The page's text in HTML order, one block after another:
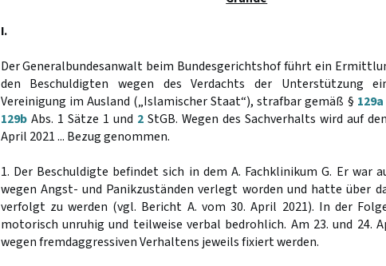
I.
Der Generalbundesanwalt beim Bundesgerichtshof führt ein
den Beschuldigten wegen des Verdachts der Unterstützung
Vereinigung im Ausland („Islamischer Staat“), strafbar gemäß § 129a
129bAbs. 1 Sätze 1 und 2StGB. Wegen des Sachverhalts wird auf
April 2021 ... Bezug genommen.
1. Der Beschuldigte befindet sich in dem A. Fachklinikum G. Er war
wegen Angst- und Panikzuständen verlegt worden und hatte über
verfolgt zu werden (vgl. Bericht A. vom 30. April 2021). In der
motorisch unruhig und teilweise verbal bedrohlich. Am 23. und 24.
wegen fremdaggressiven Verhaltens jeweils fixiert werden.